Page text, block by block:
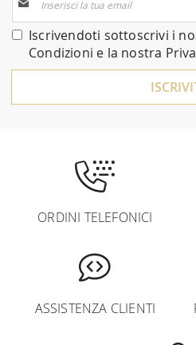
alla
nostra
Newsletter:
Iscrivendoti sottoscrivi i
Condizioni e la nostra
ORDINI TELEFONICI
ASSISTENZA CLIENTI